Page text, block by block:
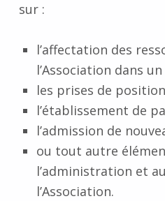
sur :
l’affectation des
l’Association dans
les prises de
l’établissement de
l’admission de
ou tout autre
l’administration et
l’Association.